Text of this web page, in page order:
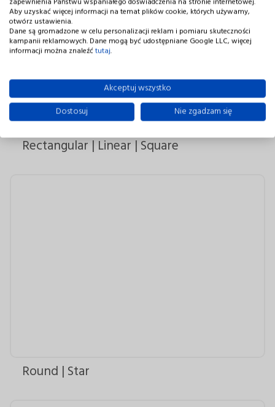
Rectangular | Linear | Square
Round | Star
Aby uzyskać więcej informacji na temat plików cookie, których używamy,
otwórz ustawienia.
Dane są gromadzone w celu personalizacji reklam i pomiaru skuteczności
kampanii reklamowych. Dane mogą być udostępniane Google LLC, więcej
informacji można znaleźć tutaj.
Akceptuj wszystko
Dostosuj
Nie zgadzam się